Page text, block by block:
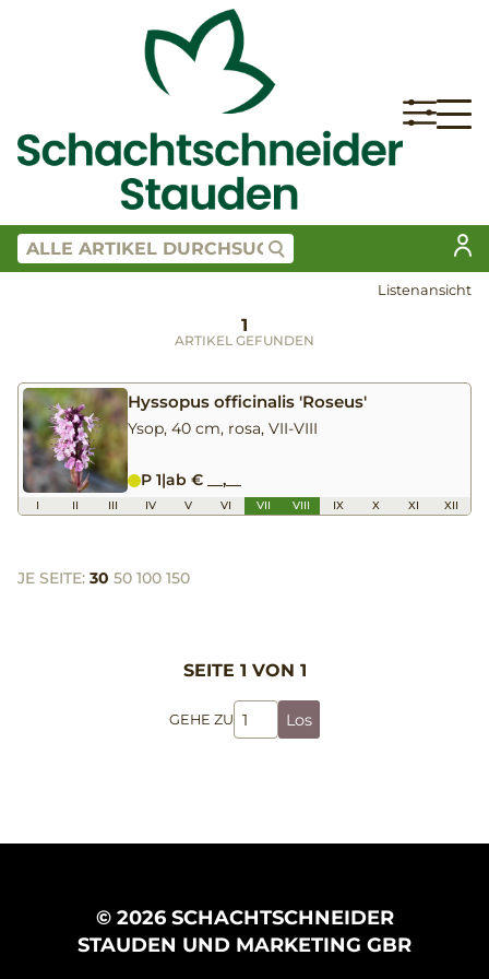
Listenansicht
1
ARTIKEL GEFUNDEN
Hyssopus officinalis 'Roseus'
Ysop, 40 cm, rosa, VII-VIII
P 1|ab € __,__
I II III IV V VI VII VIII IX X XI XII
JE SEITE: 30 50 100 150
SEITE 1 VON 1
GEHE ZU Los
© 2026 SCHACHTSCHNEIDER
STAUDEN UND MARKETING GBR